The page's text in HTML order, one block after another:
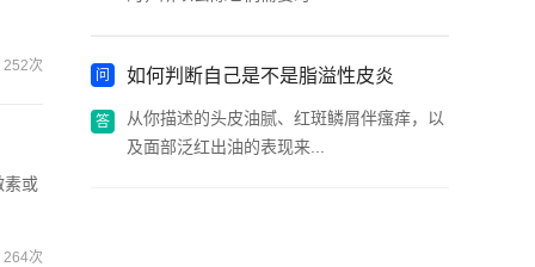
252次
素或
264次
如何判断自己是不是脂溢性皮炎
从你描述的头皮油腻、红斑鳞屑伴瘙痒，以
及面部泛红出油的表现来...